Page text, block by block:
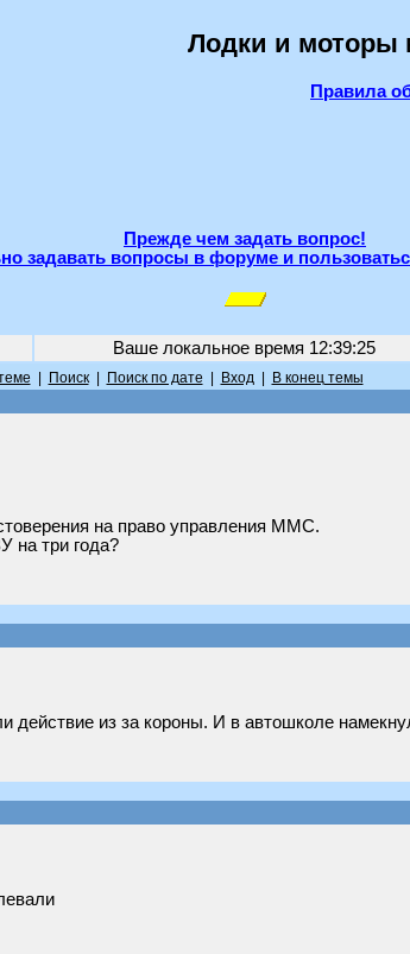
Лодки и моторы
Правила
Прежде чем задать вопрос!
задавать вопросы в форуме и
Ваше локальное время 12:39:25
Поиск| Поиск по дате Вход| В конец темы
на право управления ММС.
на три года?
действие из за короны. И в автошколе